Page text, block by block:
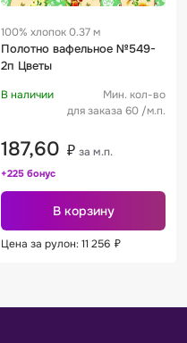
100% хлопок 0.37 м
Полотно вафельное №549-
2п Цветы
В наличии
Мин. кол-во
для заказа 60 /м.п.
187,60 ₽ за м.п.
+225 бонус
В корзину
Цена за рулон: 11 256 ₽